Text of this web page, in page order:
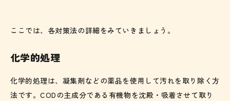
ここでは、各対策法の詳細をみていきましょう。
化学的処理
化学的処理は、凝集剤などの薬品を使用して汚れを取り除く方
法です。CODの主成分である有機物を沈殿・吸着させて取り